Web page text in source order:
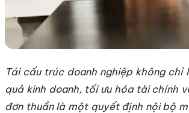
Tái cấu trúc doanh nghiệp không
quả kinh doanh, tối ưu hóa tài chính
đơn thuần là một quyết định nội bộ